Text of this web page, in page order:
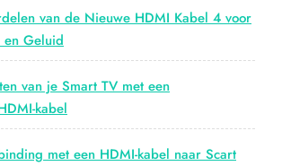
van de Nieuwe HDMI Kabel 4 voor
Geluid
van je Smart TV met een
kabel
met een HDMI-kabel naar Scart